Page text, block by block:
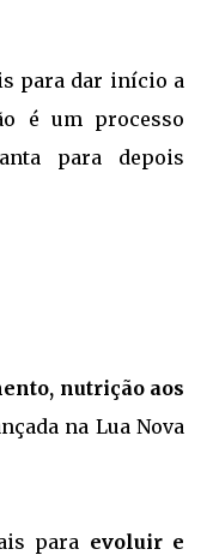
para dar início a
é um processo
para depois
nutrição aos
na Lua Nova
para evoluir e